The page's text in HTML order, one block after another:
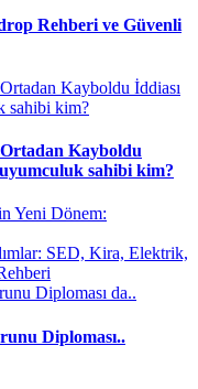
Rehberi ve Güvenli
Kayboldu
sahibi kim?
Diploması..